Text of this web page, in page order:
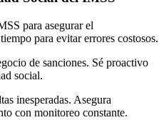
para asegurar el
para evitar errores costosos.
de sanciones. Sé proactivo
social.
inesperadas. Asegura
con monitoreo constante.